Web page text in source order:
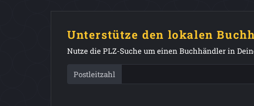
Unterstütze den lokalen
Nutze die PLZ-Suche um einen Buchhändler in
Postleitzahl